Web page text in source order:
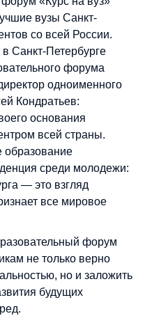
вузы Санкт-
со всей России.
Санкт-Петербурге
форума
одноименного
Кондратьев:
основания
всей страны.
среди молодежи:
— это взгляд
все мировое
форум
не только верно
но и заложить
будущих